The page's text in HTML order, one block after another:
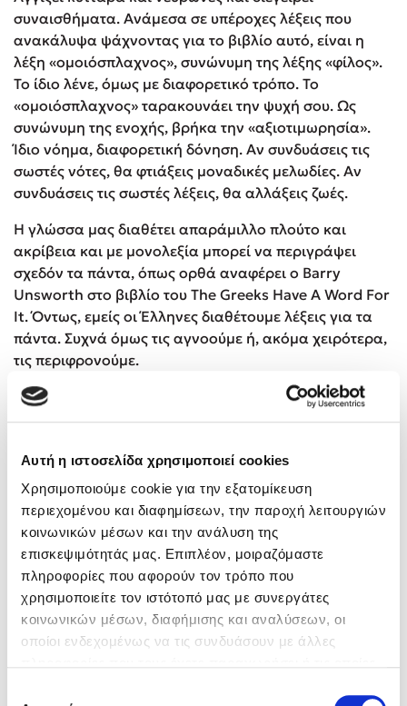
Αυτή η ιστοσελίδα χρησιμοποιεί cookies
Χρησιμοποιούμε cookie για την εξατομίκευση
περιεχομένου και διαφημίσεων, την παροχή λειτουργιών
κοινωνικών μέσων και την ανάλυση της
επισκεψιμότητάς μας. Επιπλέον, μοιραζόμαστε
πληροφορίες που αφορούν τον τρόπο που
χρησιμοποιείτε τον ιστότοπό μας με συνεργάτες
κοινωνικών μέσων, διαφήμισης και αναλύσεων, οι
οποίοι ενδεχομένως να τις συνδυάσουν με άλλες
συναισθήματα. Ανάμεσα σε υπέροχες λέξεις που
ανακάλυψα ψάχνοντας για το βιβλίο αυτό, είναι η
λέξη «ομοιόσπλαχνος», συνώνυμη της λέξης «φίλος».
Το ίδιο λένε, όμως με διαφορετικό τρόπο. Το
«ομοιόσπλαχνος» ταρακουνάει την ψυχή σου. Ως
συνώνυμη της ενοχής, βρήκα την «αξιοτιμωρησία».
Ίδιο νόημα, διαφορετική δόνηση. Αν συνδυάσεις τις
σωστές νότες, θα φτιάξεις μοναδικές μελωδίες. Αν
συνδυάσεις τις σωστές λέξεις, θα αλλάξεις ζωές.
Η γλώσσα μας διαθέτει απαράμιλλο πλούτο και
ακρίβεια και με μονολεξία μπορεί να περιγράψει
σχεδόν τα πάντα, όπως ορθά αναφέρει ο Barry
Unsworth στο βιβλίο του The Greeks Have A Word For
It. Όντως, εμείς οι Έλληνες διαθέτουμε λέξεις για τα
πάντα. Συχνά όμως τις αγνοούμε ή, ακόμα χειρότερα,
τις περιφρονούμε.
Η γλώσσα μας όμως δεν είναι μαυσωλείο. Είναι
ζωντανός οργανισμός, κι ως τέτοιος οφείλει να
στη διαχρονία, όταν οι ομιλητές της αλληλεπιδρούν με
συνομιλητές άλλων συστημάτων.
Παραθέτω από την εξαιρετική Ted ομιλία της
Σπυριδούλας Βαρλοκώστα:
«Φλεξάρω, τρολάρω, τσίλαρε. Θα κριντζάρετε τώρα
που βλέπετε και ακούτε μια καθηγήτρια
πανεπιστημίου να τα λέει αυτά. Κινδυνεύει η γλώσσα
από τη γλώσσα της νεολαίας; Οδηγείται σε φθορά;